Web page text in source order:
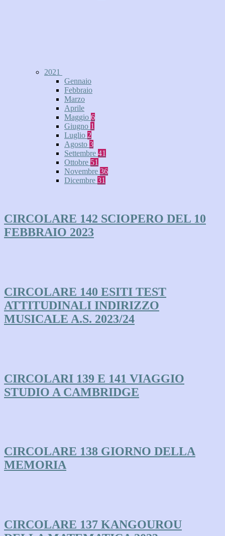
2021
Gennaio
Febbraio
Marzo
Aprile
Maggio 6
Giugno 1
Luglio 2
Agosto 3
Settembre 41
Ottobre 51
Novembre 36
Dicembre 31
CIRCOLARE 142 SCIOPERO DEL 10
FEBBRAIO 2023
CIRCOLARE 140 ESITI TEST
ATTITUDINALI INDIRIZZO
MUSICALE A.S. 2023/24
CIRCOLARI 139 E 141 VIAGGIO
STUDIO A CAMBRIDGE
CIRCOLARE 138 GIORNO DELLA
MEMORIA
CIRCOLARE 137 KANGOUROU